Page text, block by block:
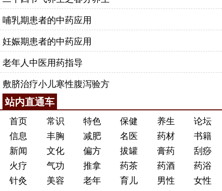
哺乳期患者的中药应用
妊娠期患者的中药应用
老年人中医用药指导
敷脐治疗小儿寒性腹泻验方
站内直通车
首页 常识 特色 保健 养生
论坛
信息
丰胸 减肥 名医 药材
书籍
新闻
文化 偏方 拔罐 膏药
刮痧
火疗
气功 推拿 药茶 药酒
药浴
针灸
美容 老年 育儿 男性
女性